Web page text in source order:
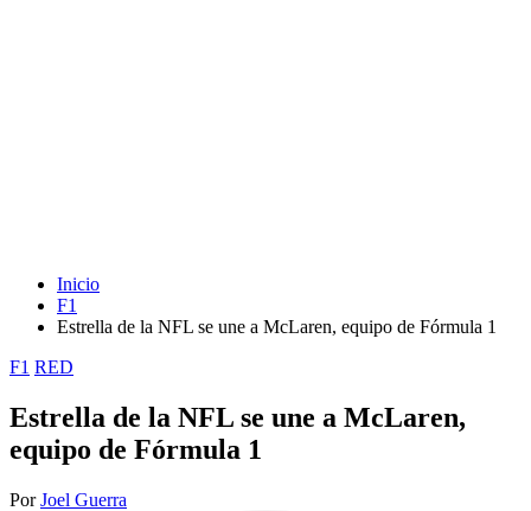
Inicio
F1
Estrella de la NFL se une a McLaren, equipo de Fórmula 1
Publicada
F1 RED
Estrella de la NFL se une a McLaren,
equipo de Fórmula 1
Publicado
PorJoel Guerra